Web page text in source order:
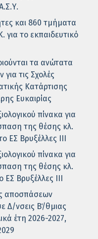
και 860 τμήματα
για το εκπαιδευτικό
τα ανώτατα
τις Σχολές
Κατάρτισης
Ευκαιρίας
πίνακα για
της θέσης κλ.
ΕΣ Βρυξέλλες ΙΙΙ
πίνακα για
της θέσης κλ.
Βρυξέλλες ΙΙΙ
αποσπάσεων
Δ/νσεις Β΄/θμιας
έτη 2026-2027,